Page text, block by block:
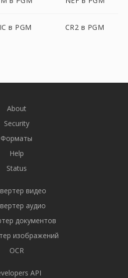
в PGM CR2 в PGM
About
Security
Форматы
Help
Status
видео
аудио
документов
изображений
OCR
API